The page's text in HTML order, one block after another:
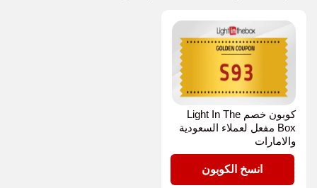
كوبون خصم Light In The
Box مفعل لعملاء السعودية
والامارات
انسخ الكوبون